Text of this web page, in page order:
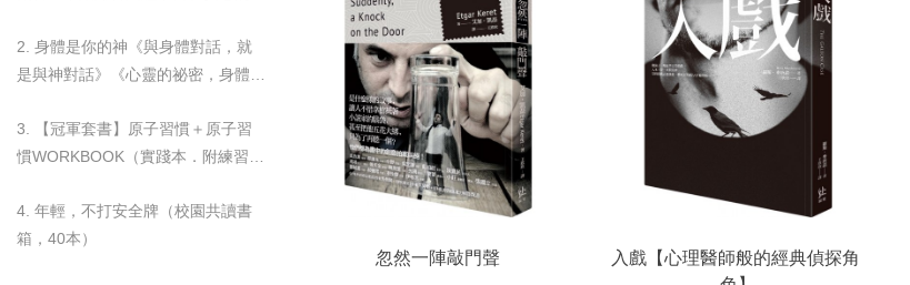
2. 身體是你的神《與身體對話，就
是與神對話》《心靈的祕密，身體都
3. 【冠軍套書】原子習慣＋原子習
慣WORKBOOK（實踐本．附練習別
4. 年輕，不打安全牌（校園共讀書
箱，40本）
忽然一陣敲門聲
入戲【心理醫師般的經典偵探角